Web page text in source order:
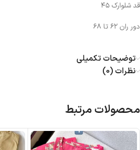
قد شلوارک ۴۵
دور ران ۶۲ تا ۶۸
توضیحات تکمیلی
نظرات (0)
محصولات مرتبط